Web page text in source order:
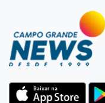
Neste
Chegada de
Maracaju
Clássico